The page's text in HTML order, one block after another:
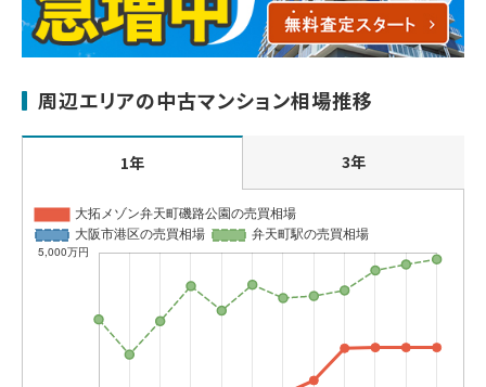
周辺エリアの中古マンション相場推移
1年 3年